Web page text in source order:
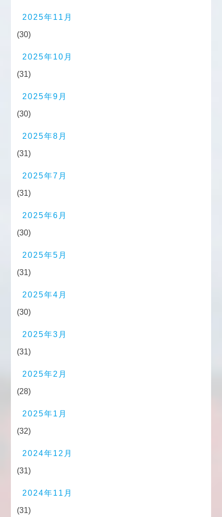
2025年11月
(30)
2025年10月
(31)
2025年9月
(30)
2025年8月
(31)
2025年7月
(31)
2025年6月
(30)
2025年5月
(31)
2025年4月
(30)
2025年3月
(31)
2025年2月
(28)
2025年1月
(32)
2024年12月
(31)
2024年11月
(31)